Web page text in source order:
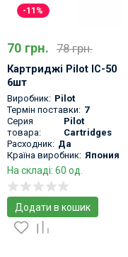
-11%
70 грн. 78 грн.
Картриджі Pilot IC-50
6шт
Виробник: Pilot
Термін поставки: 7
Серия
товара:
Pilot
Cartridges
Расходник: Да
Країна виробник: Япония
На складі: 60 од.
Додати в кошик